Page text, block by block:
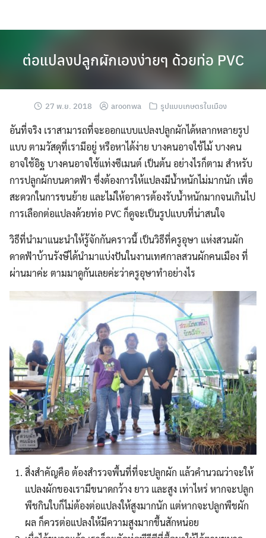
ต่อแปลงปลูกผักเองง่ายๆ ด้วยท่อ PVC
27 พ.ย. 2018 aroonwa รูปแบบเกษตรในเมือง
อันที่จริง เราสามารถที่จะออกแบบแปลงปลูกผักได้หลากหลายรูป
แบบ ตามวัสดุที่เรามีอยู่ หรือหาได้ง่าย บางคนอาจใช้ไม้ บางคน
อาจใช้อิฐ บางคนอาจใช้แท่งซีเมนต์ เป็นต้น อย่างไรก็ตาม สำหรับ
การปลูกผักบนดาดฟ้า ซึ่งต้องการให้แปลงมีน้ำหนักไม่มากนัก เพื่อ
สะดวกในการขนย้าย และไม่ให้อาคารต้องรับน้ำหนักมากจนเกินไป
การเลือกต่อแปลงด้วยท่อ PVC ก็ดูจะเป็นรูปแบบที่น่าสนใจ
วิธีที่นำมาแนะนำให้รู้จักกันคราวนี้ เป็นวิธีที่ครูอุษา แห่งสวนผัก
ดาดฟ้าบ้านรังษีได้นำมาแบ่งปันในงานเทศกาลสวนผักคนเมือง ที่
ผ่านมาค่ะ ตามมาดูกันเลยค่ะว่าครูอุษาทำอย่างไร
สิ่งสำคัญคือ ต้องสำรวจพื้นที่ที่จะปลูกผัก แล้วคำนวณว่าจะให้
แปลงผักของเรามีขนาดกว้าง ยาว และสูง เท่าไหร่ หากจะปลูก
พืชกินใบก็ไม่ต้องต่อแปลงให้สูงมากนัก แต่หากจะปลูกพืชผัก
ผล ก็ควรต่อแปลงให้มีความสูงมากขึ้นสักหน่อย